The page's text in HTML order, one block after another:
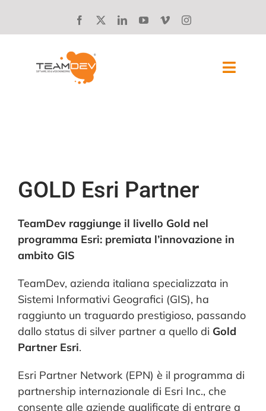
LAVORA CON NOI
GOLD Esri Partner
TeamDev raggiunge il livello Gold nel
programma Esri: premiata l’innovazione in
ambito GIS
TeamDev, azienda italiana specializzata in
Sistemi Informativi Geografici (GIS), ha
raggiunto un traguardo prestigioso, passando
dallo status di silver partner a quello di Gold
Partner Esri.
Esri Partner Network (EPN) è il programma di
partnership internazionale di Esri Inc., che
consente alle aziende qualificate di entrare a